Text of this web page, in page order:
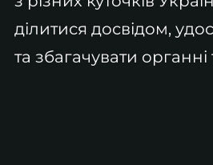
ділитися досвідом,
та збагачувати органні